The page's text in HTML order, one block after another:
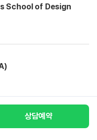
School of Design
상담예약